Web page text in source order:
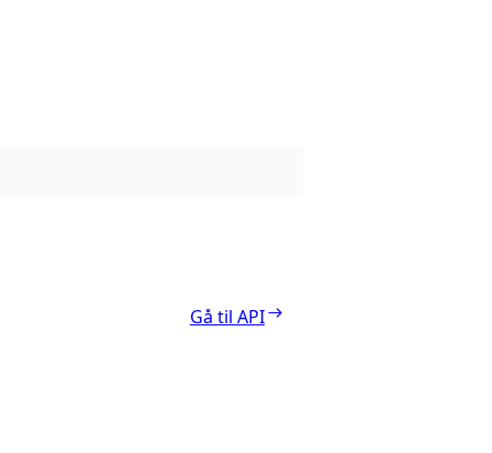
Gå til API